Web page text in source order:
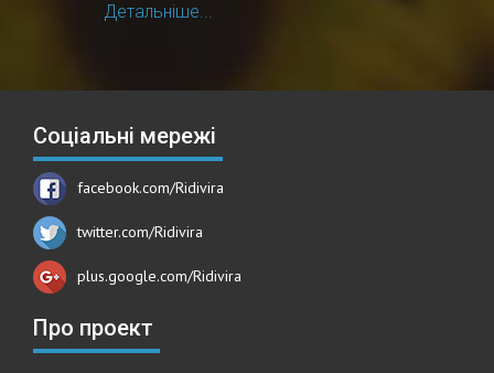
Детальніше...
Соціальні мережі
facebook.com/Ridivira
twitter.com/Ridivira
plus.google.com/Ridivira
Про проект